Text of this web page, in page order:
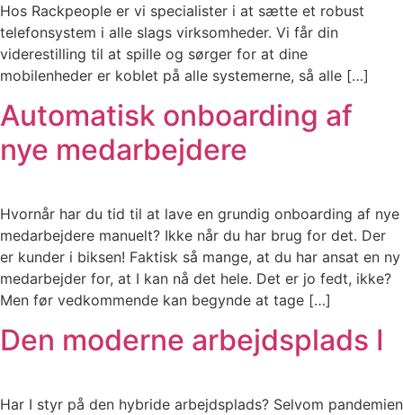
Hos Rackpeople er vi specialister i at sætte et robust
telefonsystem i alle slags virksomheder. Vi får din
viderestilling til at spille og sørger for at dine
mobilenheder er koblet på alle systemerne, så alle […]
Automatisk onboarding af
nye medarbejdere
Hvornår har du tid til at lave en grundig onboarding af nye
medarbejdere manuelt? Ikke når du har brug for det. Der
er kunder i biksen! Faktisk så mange, at du har ansat en ny
medarbejder for, at I kan nå det hele. Det er jo fedt, ikke?
Men før vedkommende kan begynde at tage […]
Den moderne arbejdsplads I
Har I styr på den hybride arbejdsplads? Selvom pandemien